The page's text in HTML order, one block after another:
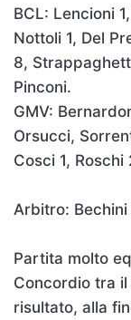
BCL: Lencioni
Nottoli 1, Del
8,
Pinconi.
GMV:
Orsucci,
Cosci 1, Roschi
Arbitro: Bechini
Partita molto
Concordio tra il
risultato, alla